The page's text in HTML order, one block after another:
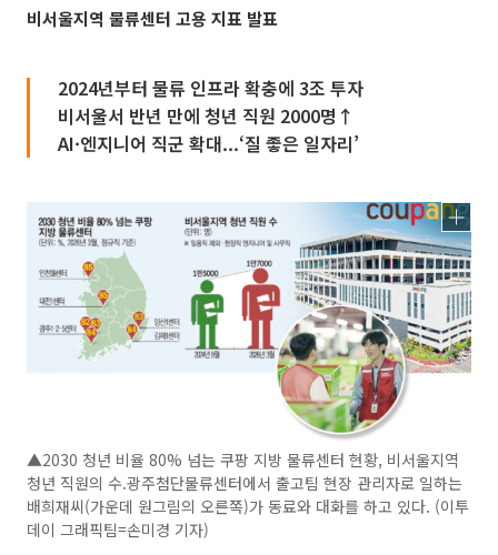
비서울지역 물류센터 고용 지표 발표
2024년부터 물류 인프라 확충에 3조 투자
비서울서 반년 만에 청년 직원 2000명↑
AI·엔지니어 직군 확대...‘질 좋은 일자리’
▲2030 청년 비율 80% 넘는 쿠팡 지방 물류센터 현황, 비서울지역
청년 직원의 수.광주첨단물류센터에서 출고팀 현장 관리자로 일하는
배희재씨(가운데 원그림의 오른쪽)가 동료와 대화를 하고 있다. (이투
데이 그래픽팀=손미경 기자)